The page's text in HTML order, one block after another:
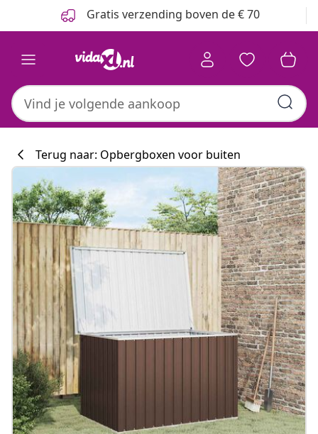
Gratis verzending boven de € 70
Terug naar: Opbergboxen voor buiten